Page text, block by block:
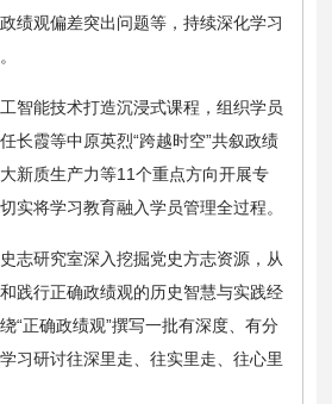
绩观偏差突出问题等，持续深化学习
智能技术打造沉浸式课程，组织学员
长霞等中原英烈“跨越时空”共叙政绩
新质生产力等11个重点方向开展专
实将学习教育融入学员管理全过程。
志研究室深入挖掘党史方志资源，从
践行正确政绩观的历史智慧与实践经
“正确政绩观”撰写一批有深度、有分
习研讨往深里走、往实里走、往心里